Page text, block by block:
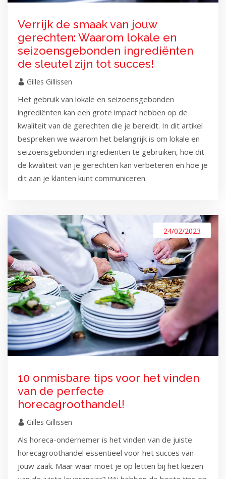
Verrijk de smaak van jouw
gerechten: Waarom lokale en
seizoensgebonden ingrediënten
de sleutel zijn tot succes!
Gilles Gillissen
Het gebruik van lokale en seizoensgebonden
ingrediënten kan een grote impact hebben op de
kwaliteit van de gerechten die je bereidt. In dit artikel
bespreken we waarom het belangrijk is om lokale en
seizoensgebonden ingrediënten te gebruiken, hoe dit
de kwaliteit van je gerechten kan verbeteren en hoe je
dit aan je klanten kunt communiceren.
24/02/2023
10 onmisbare tips voor het vinden
van de perfecte
horecagroothandel!
Gilles Gillissen
Als horeca-ondernemer is het vinden van de juiste
horecagroothandel essentieel voor het succes van
jouw zaak. Maar waar moet je op letten bij het kiezen